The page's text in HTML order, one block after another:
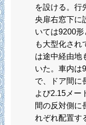
を設ける。行
央扉右窓下に
いては9200
も大型化され
は途中経由地
いた。車内は
で、ドア間に
よび2.15メー
間の反対側に
れぞれ配置す